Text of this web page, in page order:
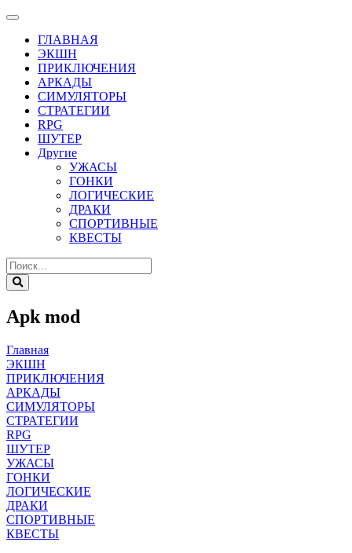
ГЛАВНАЯ
ЭКШН
ПРИКЛЮЧЕНИЯ
АРКАДЫ
СИМУЛЯТОРЫ
СТРАТЕГИИ
RPG
ШУТЕР
Другие
УЖАСЫ
ГОНКИ
ЛОГИЧЕСКИЕ
ДРАКИ
СПОРТИВНЫЕ
КВЕСТЫ
Apk mod
Главная
ЭКШН
ПРИКЛЮЧЕНИЯ
АРКАДЫ
СИМУЛЯТОРЫ
СТРАТЕГИИ
RPG
ШУТЕР
УЖАСЫ
ГОНКИ
ЛОГИЧЕСКИЕ
ДРАКИ
СПОРТИВНЫЕ
КВЕСТЫ